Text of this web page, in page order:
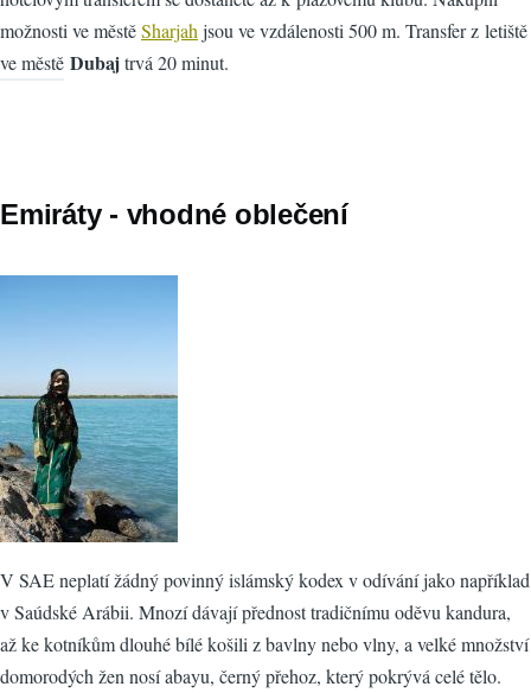
možnosti ve městěSharjah jsou ve vzdálenosti 500 m. Transfer z letiště
ve městě Dubajtrvá 20 minut.
Emiráty - vhodné oblečení
V SAE neplatí žádný povinný islámský kodex v odívání jako například
v Saúdské Arábii. Mnozí dávají přednost tradičnímu oděvu kandura,
až ke kotníkům dlouhé bílé košili z bavlny nebo vlny, a velké množství
domorodých žen nosí abayu, černý přehoz, který pokrývá celé tělo.